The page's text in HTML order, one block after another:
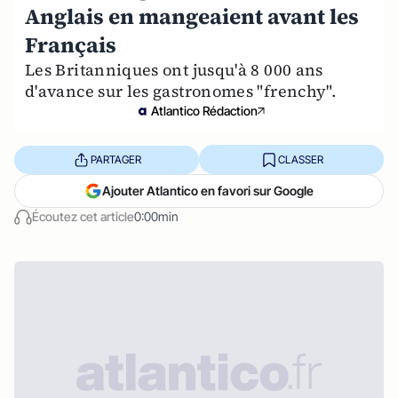
Anglais en mangeaient avant les
Français
Les Britanniques ont jusqu'à 8 000 ans
d'avance sur les gastronomes "frenchy".
Atlantico Rédaction
Écoutez cet article0:00min
PARTAGER CLASSER
Ajouter Atlantico en favori sur Google